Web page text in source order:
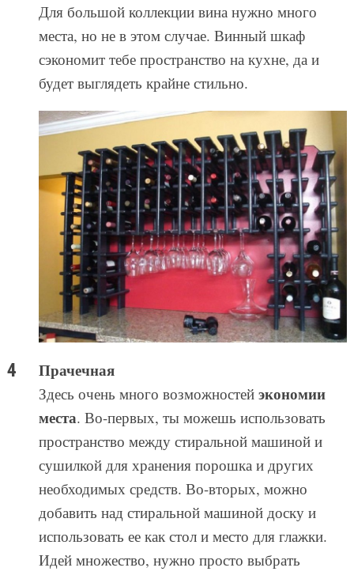
Для большой коллекции вина нужно много
места, но не в этом случае. Винный шкаф
сэкономит тебе пространство на кухне, да и
будет выглядеть крайне стильно.
Прачечная
Здесь очень много возможностей экономии
места. Во-первых, ты можешь использовать
пространство между стиральной машиной и
сушилкой для хранения порошка и других
необходимых средств. Во-вторых, можно
добавить над стиральной машиной доску и
использовать ее как стол и место для глажки.
Идей множество, нужно просто выбрать